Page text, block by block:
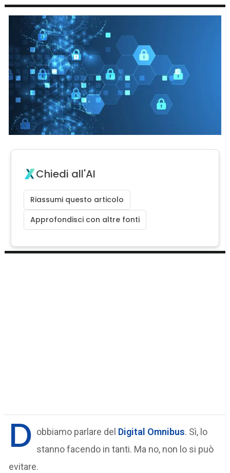
Chiedi all'AI
Riassumi questo articolo
Approfondisci con altre fonti
D obbiamo parlare del Digital Omnibus. Sì, lo
stanno facendo in tanti. Ma no, non lo si può
evitare.